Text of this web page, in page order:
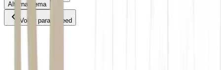
Alternar tema
Voltar para o Feed